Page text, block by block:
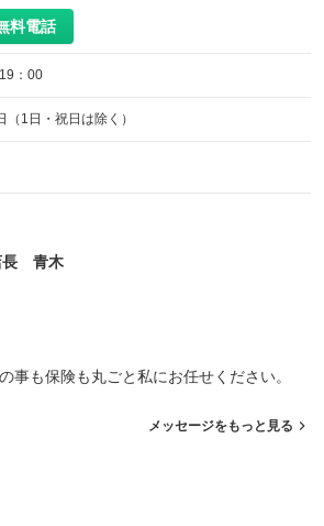
料電話
：00
（1日・祝日は除く）
長 青木
事も保険も丸ごと私にお任せください。
メッセージをもっと見る